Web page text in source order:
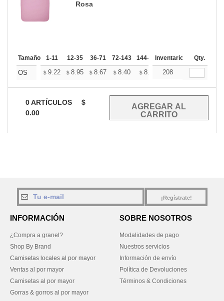
Rosa
Tamaño 1-11 12-35 36-71 72-143 144-287 288 + Mas
Inventario Qty.
OS $ 9.22 $ 8.95 $ 8.67 $ 8.40 $ 8.13 $7.99
208
0ARTÍCULOS
$
0.00
¡Regístrate!
INFORMACIÓN
¿Compra a granel?
Shop By Brand
Camisetas locales al por mayor
Ventas al por mayor
Camisetas al por mayor
Gorras & gorros al por mayor
SOBRE NOSOTROS
Modalidades de pago
Nuestros servicios
Información de envío
Política de Devoluciones
Términos & Condiciones